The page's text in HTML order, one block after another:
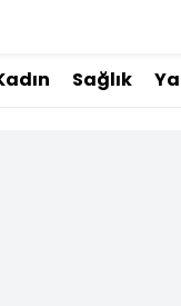
Sağlık